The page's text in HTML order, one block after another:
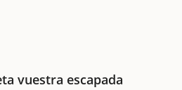
vuestra escapada